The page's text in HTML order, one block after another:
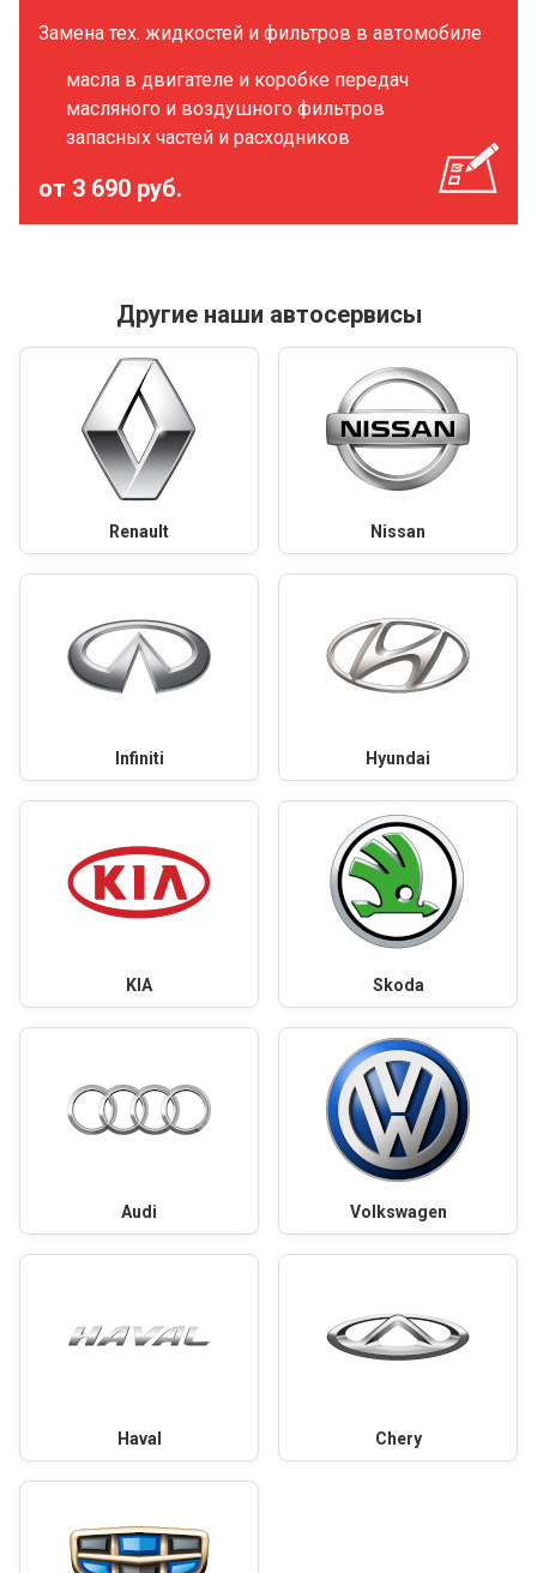
Замена тех. жидкостей и фильтров в автомобиле
масла в двигателе и коробке передач
масляного и воздушного фильтров
запасных частей и расходников
от 3 690 руб.
Другие наши автосервисы
Renault Nissan
Infiniti Hyundai
KIA Skoda
Audi Volkswagen
Haval Chery